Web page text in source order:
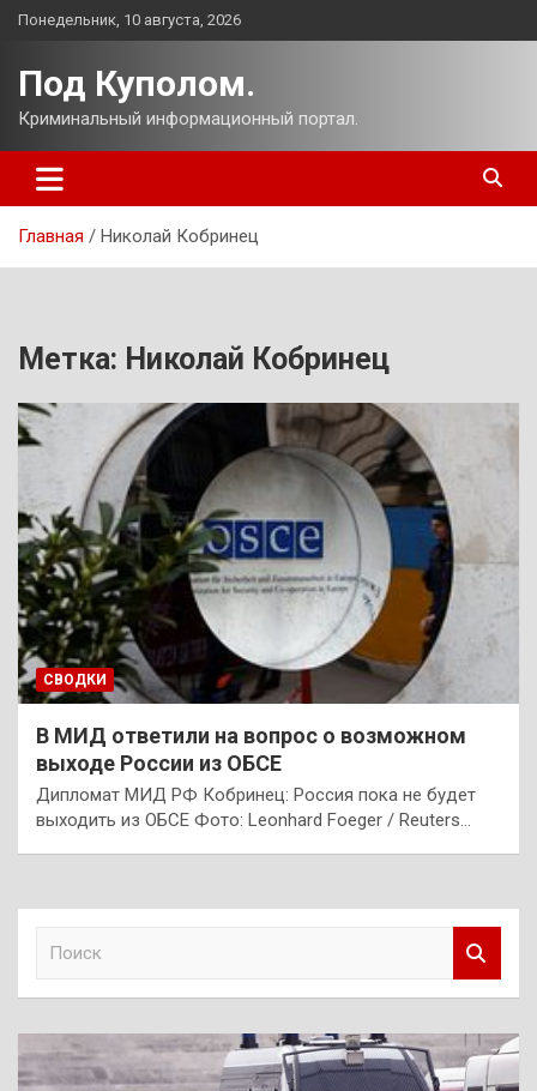
Перейти
Понедельник, 10 августа, 2026
Под Куполом.
Криминальный информационный портал.
Главная Николай Кобринец
Метка: Николай Кобринец
СВОДКИ
В МИД ответили на вопрос о возможном
выходе России из ОБСЕ
Дипломат МИД РФ Кобринец: Россия пока не будет
выходить из ОБСЕ Фото: Leonhard Foeger / Reuters…
к